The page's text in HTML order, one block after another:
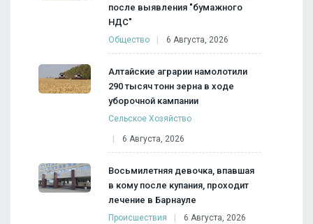
после выявления "бумажного
НДС"
Общество 6 Августа, 2026
Алтайские аграрии намолотили
290 тысяч тонн зерна в ходе
уборочной кампании
Сельское Хозяйство
6 Августа, 2026
Восьмилетняя девочка, впавшая
в кому после купания, проходит
лечение в Барнауле
Происшествия 6 Августа, 2026